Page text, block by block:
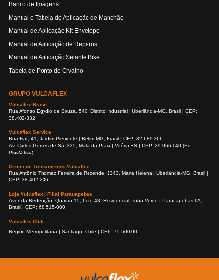
Banco de Imagens
Manual e Tabela de Aplicação de Manchão
Manual de Aplicação Kit Envelope
Manual de Aplicação de Reparos
Manual de Aplicação Selante Bike
Tabela de Ponto de Orvalho
GRUPO VULCAFLEX
Vulcaflex Brasil
Rua Afonso Egydio de Souza, 540, Distrito Industrial | Uberlândia-MG, Brasil | CEP:
38.402-332
Vulcaflex Service
Rua Fiat, 41, Jardim Piemonte | Betim-MG, Brasil | CEP: 32.689-366
Av. Carlos Gomes de Sá, 335, Mata da Praia | Vitória-ES | CEP: 29.066-040 (Ed.
PlusOffice)
Centro de Treinamentos Vulcaflex
Rua Antônio Thomaz Ferreira de Rezende, 1343, Marta Helena | Uberlândia-MG, Brasil |
CEP: 38.402-236
Loja Vulcaflex | Filial Parauapebas
Avenida Redenção, Quadra 15, Lote 48, Residencial Linha Verde | Parauapebas-PA,
Brasil | CEP: 68.515-000
Vulcaflex Chile
Región Metropolitana | Santiago, Chile | CEP: 75.500-00